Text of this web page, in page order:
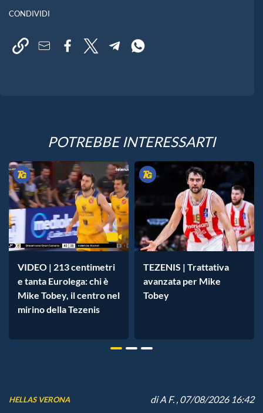
CONDIVIDI
POTREBBE INTERESSARTI
VIDEO | 213 centimetri
e tanta Eurolega: chi è
Mike Tobey, il centro nel
mirino della Tezenis
TEZENIS | Trattativa
avanzata per Mike
Tobey
HELLAS VERONA diA F., 07/08/2026 16:42